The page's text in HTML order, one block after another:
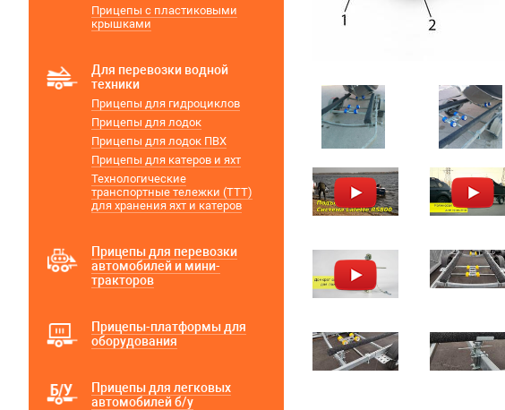
Прицепы с пластиковыми
крышками
Для перевозки водной
техники
Прицепы для гидроциклов
Прицепы для лодок
Прицепы для лодок ПВХ
Прицепы для катеров и яхт
Технологические
транспортные тележки (ТТТ)
для хранения яхт и катеров
Прицепы для перевозки
автомобилей и мини-
тракторов
Прицепы-платформы для
оборудования
Прицепы для легковых
автомобилей б/у